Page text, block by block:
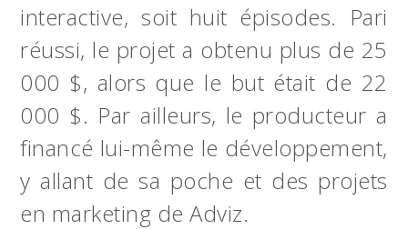
interactive, soit huit épisodes. Pari
réussi, le projet a obtenu plus de 25
000 $, alors que le but était de 22
000 $. Par ailleurs, le producteur a
financé lui-même le développement,
y allant de sa poche et des projets
en marketing de Adviz.